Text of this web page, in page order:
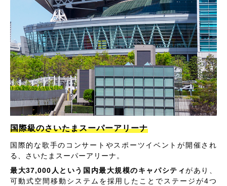
国際級のさいたまスーパーアリーナ
国際的な歌手のコンサートやスポーツイベントが開催され
る、さいたまスーパーアリーナ。
最大37,000人という国内最大規模のキャパシティがあり、
可動式空間移動システムを採用したことでステージが4つ